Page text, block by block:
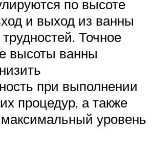
по высоте
и выход из ванны
Точное
высоты ванны
при выполнении
процедур, а также
уровень